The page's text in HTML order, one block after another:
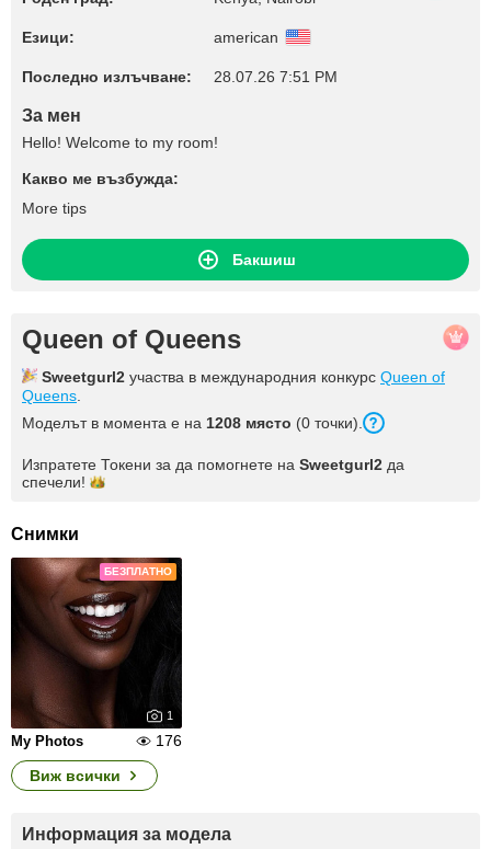
Езици: american
Последно излъчване: 28.07.26 7:51 PM
За мен
Hello! Welcome to my room!
Какво ме възбужда:
More tips
Бакшиш
Queen of Queens
Sweetgurl2 участва в международния конкурс Queen of
Queens
Моделът в момента е на 1208 място (0 точки).
Изпратете Токени за да помогнете на Sweetgurl2 да
спечели!
Снимки
БЕЗПЛАТНО
1
My Photos
176
Виж всички
Информация за модела